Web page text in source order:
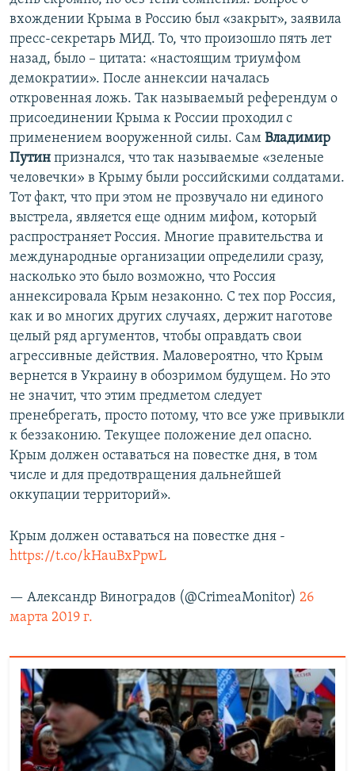
вхождении Крыма в Россию был «закрыт», заявила
пресс-секретарь МИД. То, что произошло пять лет
назад, было – цитата: «настоящим триумфом
демократии». После аннексии началась
откровенная ложь. Так называемый референдум о
присоединении Крыма к России проходил с
применением вооруженной силы. Сам Владимир
Путин признался, что так называемые «зеленые
человечки» в Крыму были российскими солдатами.
Тот факт, что при этом не прозвучало ни единого
выстрела, является еще одним мифом, который
распространяет Россия. Многие правительства и
международные организации определили сразу,
насколько это было возможно, что Россия
аннексировала Крым незаконно. С тех пор Россия,
как и во многих других случаях, держит наготове
целый ряд аргументов, чтобы оправдать свои
агрессивные действия. Маловероятно, что Крым
вернется в Украину в обозримом будущем. Но это
не значит, что этим предметом следует
пренебрегать, просто потому, что все уже привыкли
к беззаконию. Текущее положение дел опасно.
Крым должен оставаться на повестке дня, в том
числе и для предотвращения дальнейшей
оккупации территорий».
Крым должен оставаться на повестке дня -
https://t.co/kHauBxPpwL
— Александр Виноградов (@CrimeaMonitor) 26
марта 2019 г.